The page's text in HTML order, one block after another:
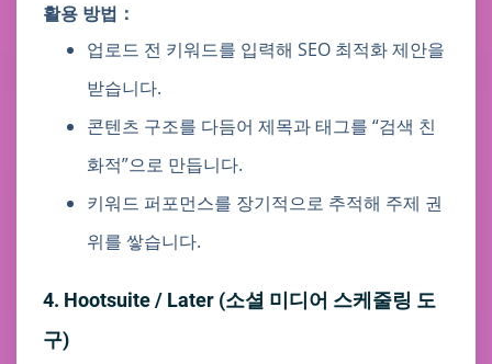
활용 방법：
업로드 전 키워드를 입력해 SEO 최적화 제안을
받습니다.
콘텐츠 구조를 다듬어 제목과 태그를 “검색 친
화적”으로 만듭니다.
키워드 퍼포먼스를 장기적으로 추적해 주제 권
위를 쌓습니다.
4. Hootsuite / Later (소셜 미디어 스케줄링 도
구)